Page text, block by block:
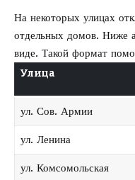
На некоторых улицах
отдельных домов. Ниже
виде. Такой формат
Улица
ул. Сов. Армии
ул. Ленина
ул. Комсомольская